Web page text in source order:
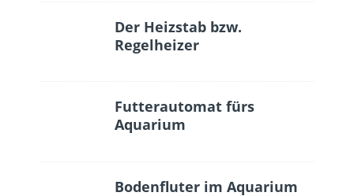
Der Heizstab bzw.
Regelheizer
Futterautomat fürs
Aquarium
Bodenfluter im Aquarium